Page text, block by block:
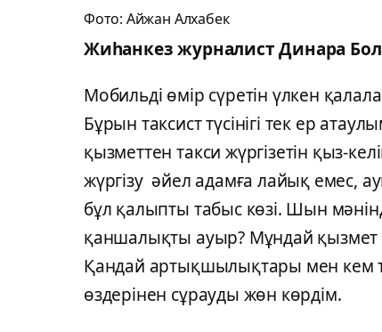
Фото: Айжан Алхабек
Жиһанкез журналист Динара
Мобильді өмір сүретін үлкен
Бұрын таксист түсінігі тек ер
қызметтен такси жүргізетін қыз-
жүргізу әйел адамға лайық емес,
бұл қалыпты табыс көзі. Шын
қаншалықты ауыр? Мұндай қызмет
Қандай артықшылықтары мен кем
өздерінен сұрауды жөн көрдім.